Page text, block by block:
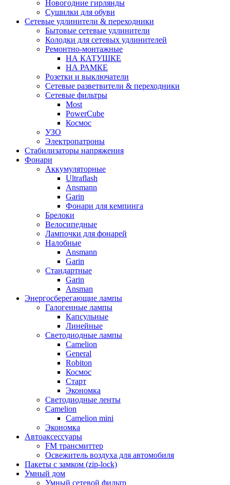
Новогодние гирлянды
Сушилки для обуви
Сетевые удлинители & переходники
Бытовые сетевые удлинители
Колодки для сетевых удлинителей
Ремонтно-монтажные
НА КАТУШКЕ
НА РАМКЕ
Розетки и выключатели
Сетевые разветвители & переходники
Сетевые фильтры
Most
PowerCube
Космос
УЗО
Электропатроны
Стабилизаторы напряжения
Фонари
Аккумуляторные
Ultraflash
Ansmann
Garin
Фонари для кемпинга
Брелоки
Велосипедные
Лампочки для фонарей
Налобные
Ansmann
Garin
Стандартные
Garin
Ansman
Энергосберегающие лампы
Галогенные лампы
Капсульные
Линейные
Светодиодные лампы
Camelion
General
Robiton
Космос
Старт
Экономка
Светодиодные ленты
Camelion
Camelion mini
Экономка
Автоаксессуары
FM трансмиттер
Освежитель воздуха для автомобиля
Пакеты с замком (zip-lock)
Умный дом
Умный сетевой фильтр